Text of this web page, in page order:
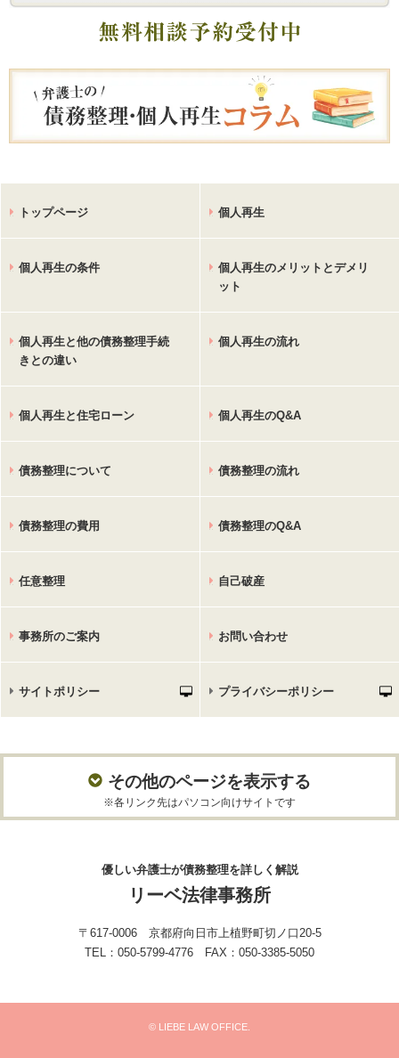
トップページ 個人再生
個人再生の条件
個人再生のメリットとデメリ
ット
個人再生と他の債務整理手続
きとの違い
個人再生の流れ
個人再生と住宅ローン 個人再生のQ&A
債務整理について 債務整理の流れ
債務整理の費用 債務整理のQ&A
任意整理 自己破産
事務所のご案内 お問い合わせ
サイトポリシー プライバシーポリシー
その他のページを表示する
※各リンク先はパソコン向けサイトです
優しい弁護士が債務整理を詳しく解説
リーベ法律事務所
〒617-0006 京都府向日市上植野町切ノ口20-5
TEL：050-5799-4776 FAX：050-3385-5050
© LIEBE LAW OFFICE.